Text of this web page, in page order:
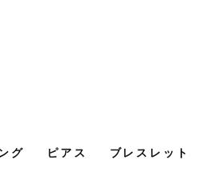
グ ピアス ブレスレット